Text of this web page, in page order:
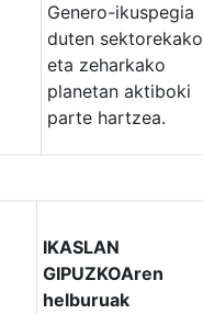
Genero-ikuspegia
duten sektorekako
eta zeharkako
planetan aktiboki
parte hartzea.
IKASLAN
GIPUZKOAren
helburuak